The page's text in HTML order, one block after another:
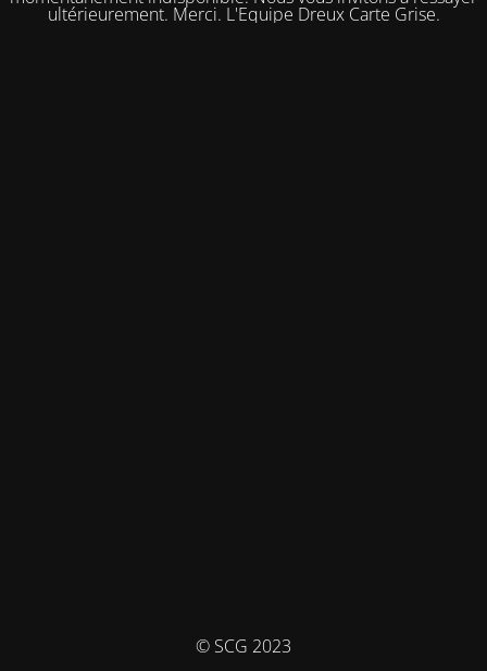
ultérieurement. Merci. L'Equipe Dreux Carte Grise.
© SCG 2023